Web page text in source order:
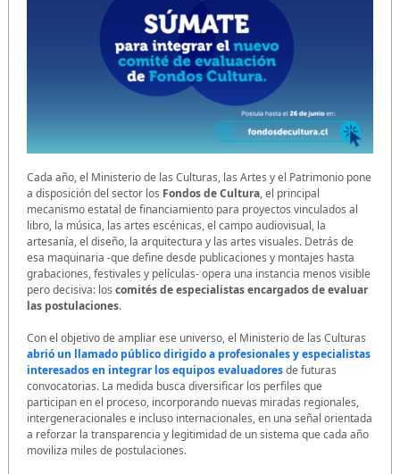
Cada año, el Ministerio de las Culturas, las Artes y el Patrimonio pone
a disposición del sector los Fondos de Cultura, el principal
mecanismo estatal de financiamiento para proyectos vinculados al
libro, la música, las artes escénicas, el campo audiovisual, la
artesanía, el diseño, la arquitectura y las artes visuales. Detrás de
esa maquinaria -que define desde publicaciones y montajes hasta
grabaciones, festivales y películas- opera una instancia menos visible
pero decisiva: los comités de especialistas encargados de evaluar
las postulaciones.
Con el objetivo de ampliar ese universo, el Ministerio de las Culturas
abrió un llamado público dirigido a profesionales y especialistas
interesados en integrar los equipos evaluadoresde futuras
convocatorias. La medida busca diversificar los perfiles que
participan en el proceso, incorporando nuevas miradas regionales,
intergeneracionales e incluso internacionales, en una señal orientada
a reforzar la transparencia y legitimidad de un sistema que cada año
moviliza miles de postulaciones.